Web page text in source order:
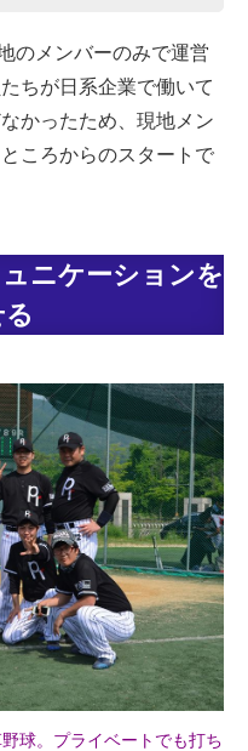
のメンバーのみで運営
ちが日系企業で働いて
かったため、現地メン
ころからのスタートで
ニケーションを
球。プライベートでも打ち